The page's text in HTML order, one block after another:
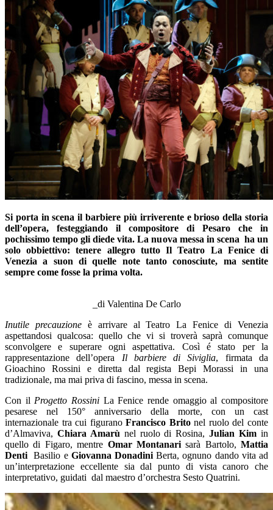
Si porta in scena il barbiere più irriverente e brioso della storia
dell’opera, festeggiando il compositore di Pesaro che in
pochissimo tempo gli diede vita. La nuova messa in scena ha un
solo obbiettivo: tenere allegro tutto Il Teatro La Fenice di
Venezia a suon di quelle note tanto conosciute, ma sentite
sempre come fosse la prima volta.
_di Valentina De Carlo
Inutile precauzioneè arrivare al Teatro La Fenice di Venezia
aspettandosi qualcosa: quello che vi si troverà saprà comunque
sconvolgere e superare ogni aspettativa. Così é stato per la
rappresentazione dell’opera Il barbiere di Siviglia, firmata da
Gioachino Rossini e diretta dal regista Bepi Morassi in una
tradizionale, ma mai priva di fascino, messa in scena.
Con il Progetto Rossini La Fenice rende omaggio al compositore
pesarese nel 150° anniversario della morte, con un cast
internazionale tra cui figuranoFrancisco Britonel ruolo del conte
d’Almaviva, Chiara Amarù nel ruolo di Rosina,Julian Kim in
quello di Figaro, mentre Omar Montanarisarà Bartolo, Mattia
Denti Basilio e Giovanna Donadini Berta, ognuno dando vita ad
un’interpretazione eccellente sia dal punto di vista canoro che
interpretativo, guidati dal maestro d’orchestra Sesto Quatrini.